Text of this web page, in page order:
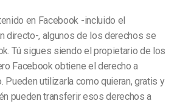
en Facebook -incluido el
directo-, algunos de los derechos se
Tú sigues siendo el propietario de los
Facebook obtiene el derecho a
Pueden utilizarla como quieran, gratis y
pueden transferir esos derechos a